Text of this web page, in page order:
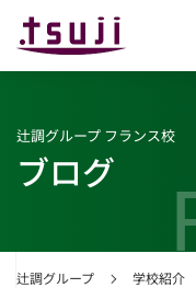
辻調グループ 学校紹介
辻調グループ フランス校
ブログ